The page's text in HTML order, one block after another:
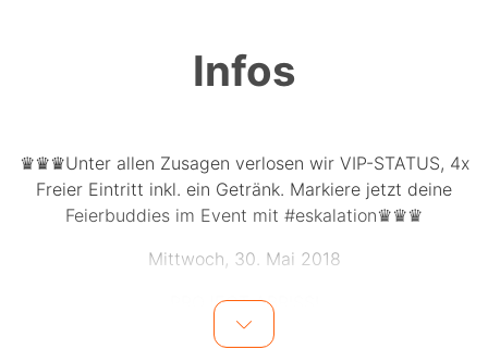
Infos
♛♛♛Unter allen Zusagen verlosen wir VIP-STATUS, 4x
Freier Eintritt inkl. ein Getränk. Markiere jetzt deine
Feierbuddies im Event mit #eskalation♛♛♛
Mittwoch, 30. Mai 2018
PROJECT ABRISS!
FULDA GRÖßTE HAUSPARTY